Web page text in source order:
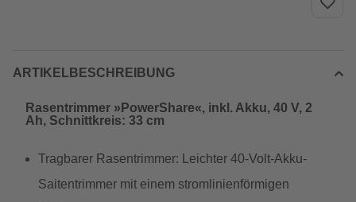
ARTIKELBESCHREIBUNG
Rasentrimmer »PowerShare«, inkl. Akku, 40 V, 2
Ah, Schnittkreis: 33 cm
Tragbarer Rasentrimmer: Leichter 40-Volt-Akku-
Saitentrimmer mit einem stromlinienförmigen